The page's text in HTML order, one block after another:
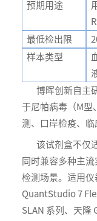
预期用途
最低检出限
样本类型
博晖创新自主研
于尼帕病毒（M型
测、口岸检疫、临
该试剂盒不仅适
同时兼容多种主
检测场景。适用仪
QuantStudio 7
SLAN 系列、天隆